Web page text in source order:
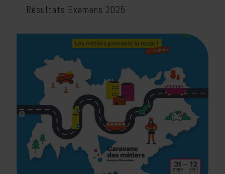
Résultats Examens 2025